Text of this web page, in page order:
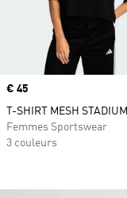
Prix
€ 45
T-SHIRT MESH STADIUM
Femmes Sportswear
3 couleurs